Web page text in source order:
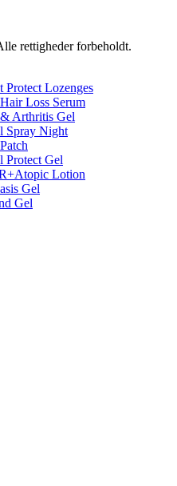
rettigheder forbeholdt.
Lozenges
Loss Serum
Arthritis Gel
Night
Gel
Lotion
Gel
Gel